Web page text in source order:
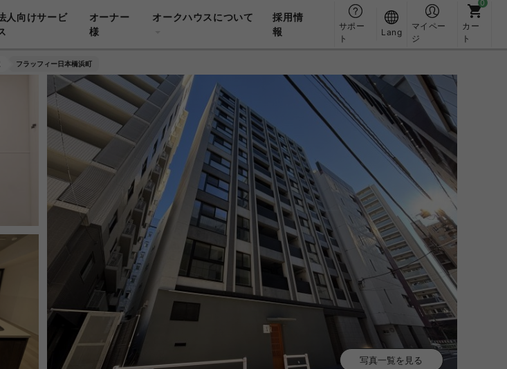
人向けサービ
オーナー
様
オークハウスについて
採用情
報
サポー
ト
Lang
マイペー
ジ
カー
ト
フラッフィー日本橋浜町
写真一覧を見る